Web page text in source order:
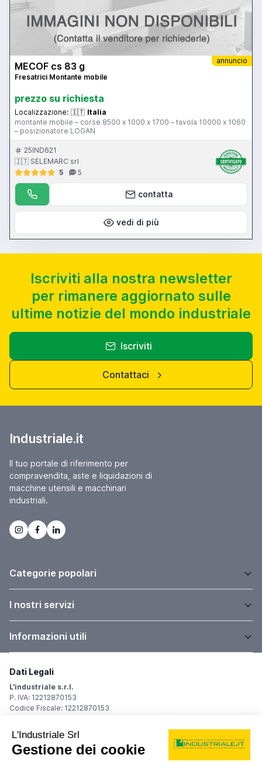
annuncio
MECOF cs 83 g
Fresatrici Montante mobile
prezzo su richiesta
Localizzazione: 🇮🇹 Italia
montante mobile – corse 8500 x 1000 x 1700 – tavola 10000 x 1060
– posizionatore LOGAN
25IND621
🇮🇹 SELEMARC srl
5
5
contatta
vedi di più
Iscriviti alla nostra newsletter
per rimanere aggiornato sulle
ultime notizie del mondo industriale
Iscriviti
Contattaci
Industriale.it
Il tuo portale di riferimento per
compravendita, aste e liquidazioni di
macchine utensili e macchinari
industriali.
Categorie popolari
I nostri servizi
Informazioni utili
Dati Legali
L'industriale s.r.l.
P. IVA: 12212870153
Codice Fiscale: 12212870153
Sede Legale
Via Carlo Dolci, 32
20148 Milano (MI)